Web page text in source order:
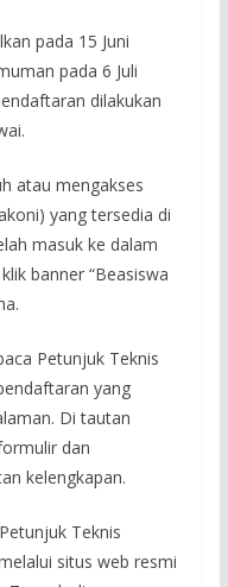
pada 15 Juni
pada 6 Juli
dilakukan
atau mengakses
yang tersedia di
masuk ke dalam
banner “Beasiswa
Petunjuk Teknis
yang
Di tautan
dan
kelengkapan.
Teknis
situs web resmi